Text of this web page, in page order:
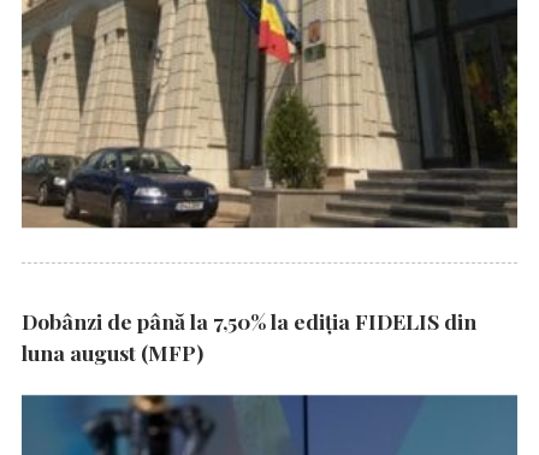
Dobânzi de până la 7,50% la ediția FIDELIS din
luna august (MFP)